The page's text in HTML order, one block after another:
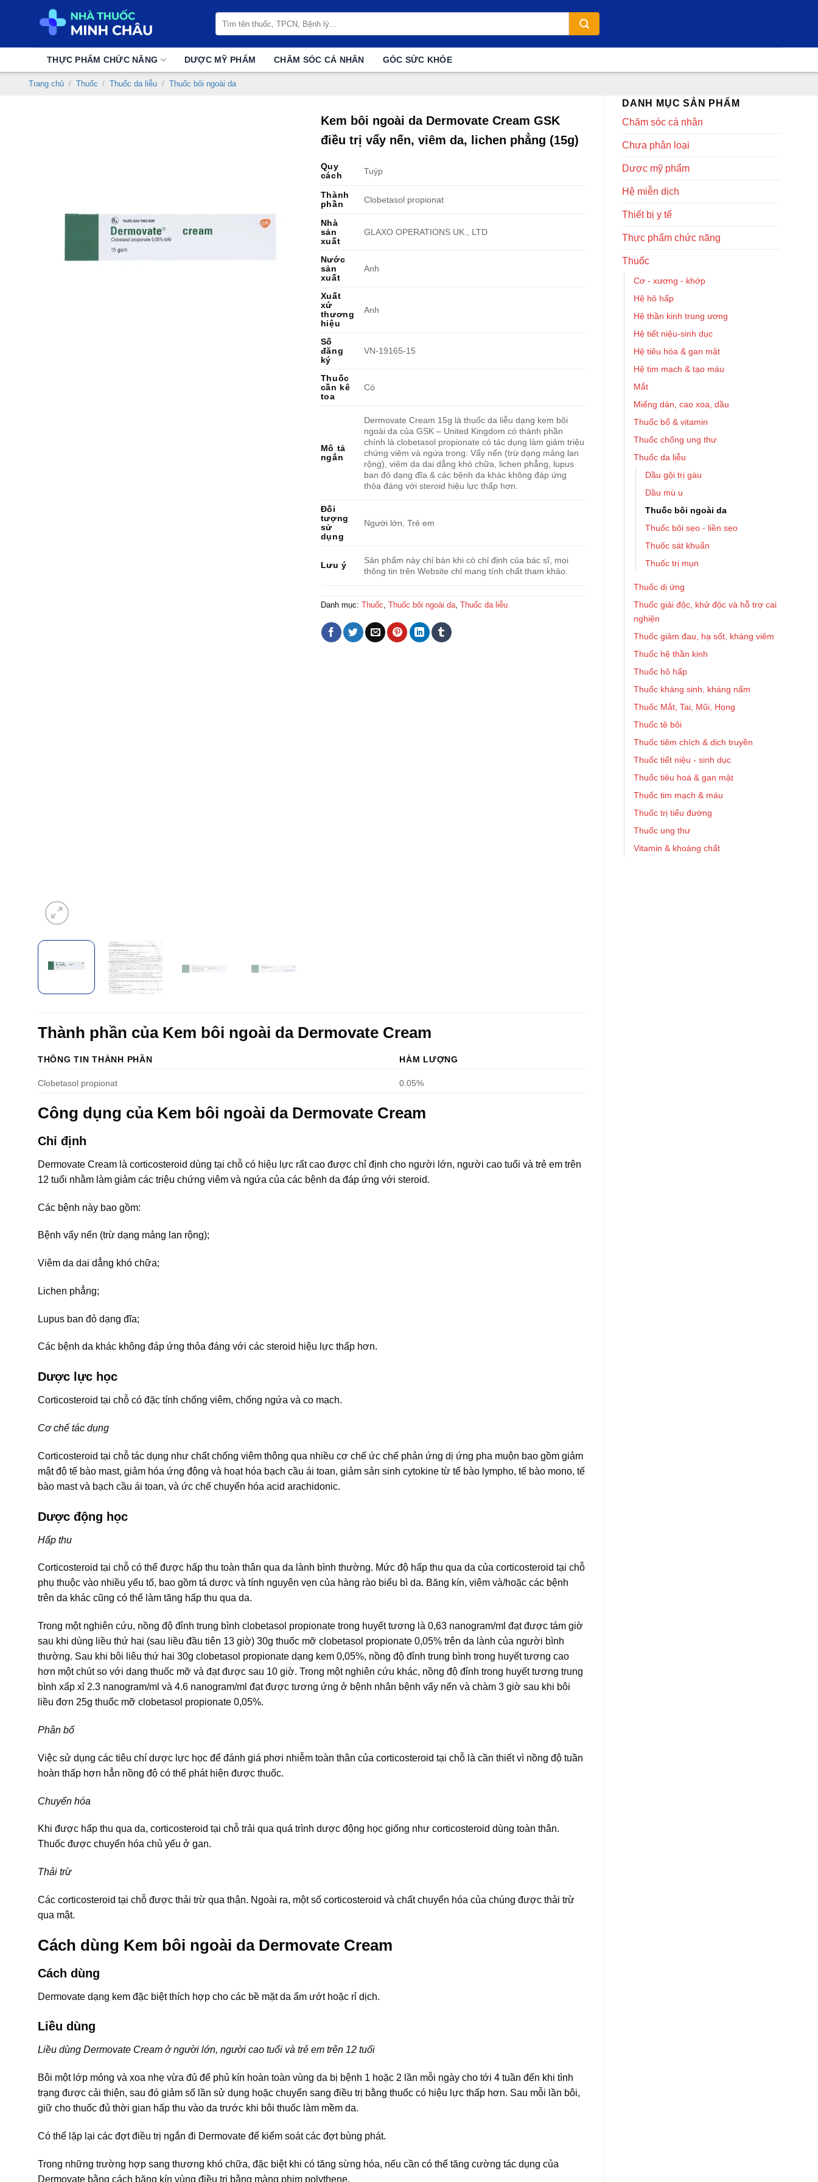
kiếm:
THỰC PHẨM CHỨC NĂNG DƯỢC MỸ PHẨM CHĂM SÓC CÁ NHÂN GÓC SỨC KHỎE
Trang chủ / Thuốc / Thuốc da liễu / Thuốc bôi ngoài da
DANH MỤC SẢN PHẨM
Chăm sóc cá nhân
Chưa phân loại
Dược mỹ phẩm
Hệ miễn dịch
Thiết bị y tế
Thực phẩm chức năng
Thuốc
Cơ - xương - khớp
Hệ hô hấp
Hệ thần kinh trung ương
Hệ tiết niệu-sinh dục
Hệ tiêu hóa & gan mật
Hệ tim mạch & tạo máu
Mắt
Miếng dán, cao xoa, dầu
Thuốc bổ & vitamin
Thuốc chống ung thư
Thuốc da liễu
Dầu gội trị gàu
Dầu mù u
Thuốc bôi ngoài da
Thuốc bôi sẹo - liền sẹo
Thuốc sát khuẩn
Thuốc trị mụn
Thuốc dị ứng
Thuốc giải độc, khử độc và hỗ trợ cai
nghiện
Thuốc giảm đau, hạ sốt, kháng viêm
Thuốc hệ thần kinh
Thuốc hô hấp
Thuốc kháng sinh, kháng nấm
Thuốc Mắt, Tai, Mũi, Họng
Thuốc tê bôi
Thuốc tiêm chích & dịch truyền
Thuốc tiết niệu - sinh dục
Thuốc tiêu hoá & gan mật
Thuốc tim mạch & máu
Thuốc trị tiểu đường
Thuốc ung thư
Vitamin & khoáng chất
Kem bôi ngoài da Dermovate Cream GSK
điều trị vẩy nến, viêm da, lichen phẳng (15g)
Quy
cách
Tuýp
Thành
phần
Clobetasol propionat
Nhà
sản
xuất
GLAXO OPERATIONS UK., LTD
Nước
sản
xuất
Anh
Xuất
xứ
thương
hiệu
Anh
Số
đăng
ký
VN-19165-15
Thuốc
cần kê
toa
Có
Mô tả
ngắn
Dermovate Cream 15g là thuốc da liễu dạng kem bôi
ngoài da của GSK – United Kingdom có thành phần
chính là clobetasol propionate có tác dụng làm giảm triệu
chứng viêm và ngứa trong: Vẩy nến (trừ dạng mảng lan
rộng), viêm da dai dẳng khó chữa, lichen phẳng, lupus
ban đỏ dạng đĩa & các bệnh da khác không đáp ứng
thỏa đáng với steroid hiệu lực thấp hơn.
Đối
tượng
sử
dụng
Người lớn, Trẻ em
Lưu ý
Sản phẩm này chỉ bán khi có chỉ định của bác sĩ, mọi
thông tin trên Website chỉ mang tính chất tham khảo.
Danh mục: Thuốc, Thuốc bôi ngoài da, Thuốc da liễu
Thành phần của Kem bôi ngoài da Dermovate Cream
THÔNG TIN THÀNH PHẦN HÀM LƯỢNG
Clobetasol propionat 0.05%
Công dụng của Kem bôi ngoài da Dermovate Cream
Chỉ định
Dermovate Cream là corticosteroid dùng tại chỗ có hiệu lực rất cao được chỉ định cho người lớn, người cao tuổi và trẻ em trên
12 tuổi nhằm làm giảm các triệu chứng viêm và ngứa của các bệnh da đáp ứng với steroid.
Các bệnh này bao gồm:
Bệnh vẩy nến (trừ dạng mảng lan rộng);
Viêm da dai dẳng khó chữa;
Lichen phẳng;
Lupus ban đỏ dạng đĩa;
Các bệnh da khác không đáp ứng thỏa đáng với các steroid hiệu lực thấp hơn.
Dược lực học
Corticosteroid tại chỗ có đặc tính chống viêm, chống ngứa và co mạch.
Cơ chế tác dụng
Corticosteroid tại chỗ tác dụng như chất chống viêm thông qua nhiều cơ chế ức chế phản ứng dị ứng pha muộn bao gồm giảm
mật độ tế bào mast, giảm hóa ứng động và hoạt hóa bạch cầu ái toan, giảm sản sinh cytokine từ tế bào lympho, tế bào mono, tế
bào mast và bạch cầu ái toan, và ức chế chuyển hóa acid arachidonic.
Dược động học
Hấp thu
Corticosteroid tại chỗ có thể được hấp thu toàn thân qua da lành bình thường. Mức độ hấp thu qua da của corticosteroid tại chỗ
phụ thuộc vào nhiều yếu tố, bao gồm tá dược và tính nguyên vẹn của hàng rào biểu bì da. Băng kín, viêm và/hoặc các bệnh
trên da khác cũng có thể làm tăng hấp thu qua da.
Trong một nghiên cứu, nồng độ đỉnh trung bình clobetasol propionate trong huyết tương là 0,63 nanogram/ml đạt được tám giờ
sau khi dùng liều thứ hai (sau liều đầu tiên 13 giờ) 30g thuốc mỡ clobetasol propionate 0,05% trên da lành của người bình
thường. Sau khi bôi liêu thứ hai 30g clobetasol propionate dạng kem 0,05%, nồng độ đỉnh trung bình trong huyết tương cao
hơn một chút so với dạng thuốc mỡ và đạt được sau 10 giờ. Trong một nghiên cứu khác, nồng độ đỉnh trong huyết tương trung
bình xấp xỉ 2.3 nanogram/ml và 4.6 nanogram/ml đạt được tương ứng ở bệnh nhân bệnh vẩy nến và chàm 3 giờ sau khi bôi
liều đơn 25g thuốc mỡ clobetasol propionate 0,05%.
Phân bố
Việc sử dụng các tiêu chí dược lực học để đánh giá phơi nhiễm toàn thân của corticosteroid tại chỗ là cần thiết vì nồng độ tuần
hoàn thấp hơn hẳn nồng độ có thể phát hiện được thuốc.
Chuyển hóa
Khi được hấp thu qua da, corticosteroid tại chỗ trải qua quá trình dược động học giống như corticosteroid dùng toàn thân.
Thuốc được chuyển hóa chủ yếu ở gan.
Thải trừ
Các corticosteroid tại chỗ được thải trừ qua thận. Ngoài ra, một số corticosteroid và chất chuyển hóa của chúng được thải trừ
qua mật.
Cách dùng Kem bôi ngoài da Dermovate Cream
Cách dùng
Dermovate dạng kem đặc biệt thích hợp cho các bề mặt da ẩm ướt hoặc rỉ dịch.
Liều dùng
Liều dùng Dermovate Cream ở người lớn, người cao tuổi và trẻ em trên 12 tuổi
Bôi một lớp mỏng và xoa nhẹ vừa đủ để phủ kín hoàn toàn vùng da bị bệnh 1 hoặc 2 lần mỗi ngày cho tới 4 tuần đến khi tình
trạng được cải thiện, sau đó giảm số lần sử dụng hoặc chuyển sang điều trị bằng thuốc có hiệu lực thấp hơn. Sau mỗi lần bôi,
giữ cho thuốc đủ thời gian hấp thu vào da trước khi bôi thuốc làm mềm da.
Có thể lặp lại các đợt điều trị ngắn đi Dermovate để kiểm soát các đợt bùng phát.
Trong những trường hợp sang thương khó chữa, đặc biệt khi có tăng sừng hóa, nếu cần có thể tăng cường tác dụng của
Dermovate bằng cách băng kín vùng điều trị bằng màng phim polythene.